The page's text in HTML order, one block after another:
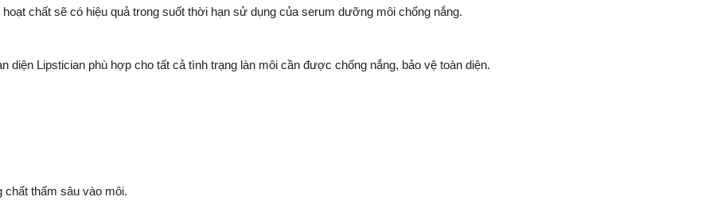
chất sẽ có hiệu quả trong suốt thời hạn sử dụng của serum dưỡng môi chống nắng.
diện Lipstician phù hợp cho tất cả tình trạng làn môi cần được chống nắng, bảo vệ toàn diện.
thấm sâu vào môi.